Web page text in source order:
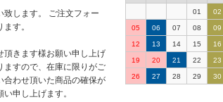
致します。 ご注文フォー
す。
頂きます様お願い申し上げ
ますので、在庫に限りがご
合わせ頂いた商品の確保が
申し上げます。
01 02
05 06 07 08 09
12 13 14 15 16
19 20 21 22 23
26 27 28 29 30